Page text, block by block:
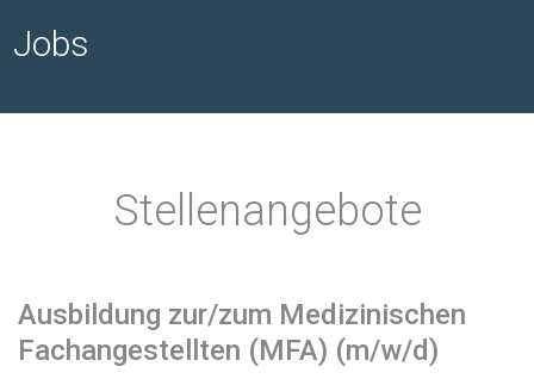
Jobs
Stellenangebote
Ausbildung zur/zum Medizinischen
Fachangestellten (MFA) (m/w/d)